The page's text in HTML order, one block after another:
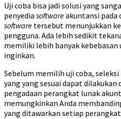
Uji coba bisa jadi solusi yang
penyedia softwareakuntansi pada
software tersebut menunjukkan
pengguna. Ada lebih sedikit
memiliki lebih banyak
inginkan.
Sebelum memilih uji coba,
yang yang sesuai dapat dilakukan
pengadaan perangkat lunak
memungkinkan Anda
yang ditawarkan setiap